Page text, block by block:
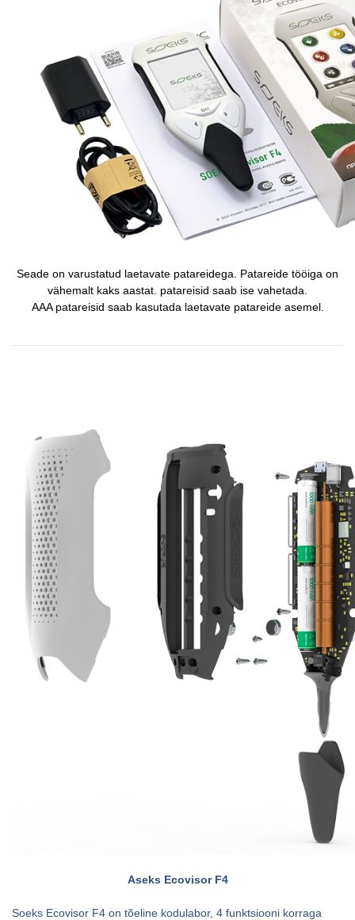
Seade on varustatud laetavate patareidega. Patareide tööiga on
vähemalt kaks aastat. patareisid saab ise vahetada.
AAA patareisid saab kasutada laetavate patareide asemel.
Aseks Ecovisor F4
Soeks Ecovisor F4 on tõeline kodulabor, 4 funktsiooni korraga